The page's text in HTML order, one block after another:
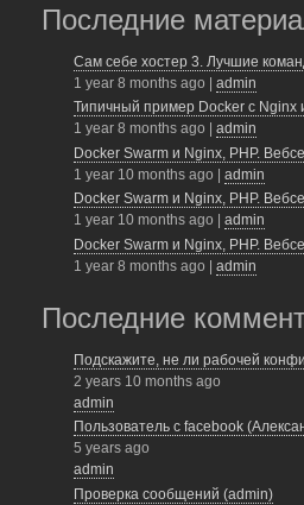
e
e
b
o
o
k
er
Последние
Сам себе хостер 3. Лучшие
1 year 8 months ago
admin
Типичный пример Docker с Nginx
1 year 8 months ago
admin
Docker Swarm и Nginx, PHP.
1 year 10 months ago | admin
Docker Swarm и Nginx, PHP.
1 year 10 months ago
admin
Docker Swarm и Nginx, PHP.
1 year 8 months ago | admin
Последние
Подскажите, не ли рабочей
2 years 10 months ago
admin
Пользователь с facebook
5 years ago
admin
Проверка сообщений (admin)